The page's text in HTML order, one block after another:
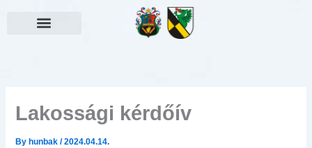
Lakossági kérdőív
By hunbak/2024.04.14.